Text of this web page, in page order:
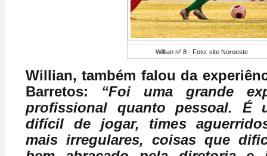
Willian nº 8 - Foto: site Noroeste
Willian, também falou da
Barretos: “Foi uma grande
profissional quanto pessoal. É
difícil de jogar, times
mais irregulares, coisas que